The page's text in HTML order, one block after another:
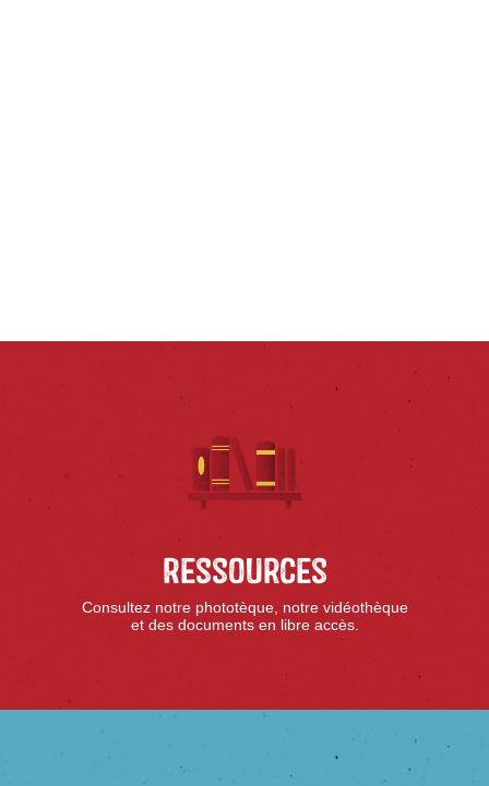
Ressources
Consultez notre phototèque, notre vidéothèque
et des documents en libre accès.